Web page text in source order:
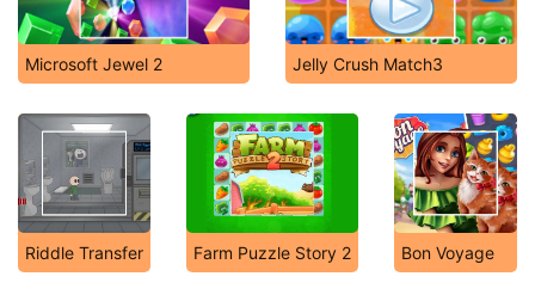
Microsoft Jewel 2 Jelly Crush Match3
Riddle Transfer Farm Puzzle Story 2 Bon Voyage